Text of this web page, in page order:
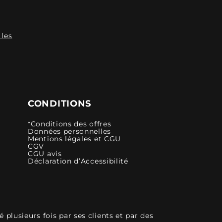
CONDITIONS
*Conditions des offres
Données personnelles
Mentions légales et CGU
CGV
CGU avis
Déclaration d’Accessibilité
plusieurs fois par ses clients et par des